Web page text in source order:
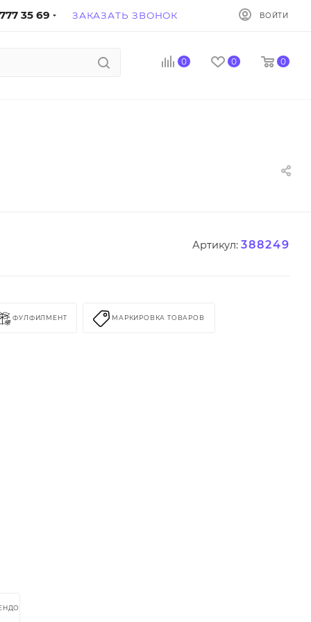
35 69 ЗАКАЗАТЬ ЗВОНОК ВОЙТИ
0 0 0
Артикул: 388249
ФУЛФИЛМЕНТ МАРКИРОВКА ТОВАРОВ